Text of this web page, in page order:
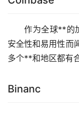
作为全球**的
安全性和易用性而
多个**和地区都有
Binanc